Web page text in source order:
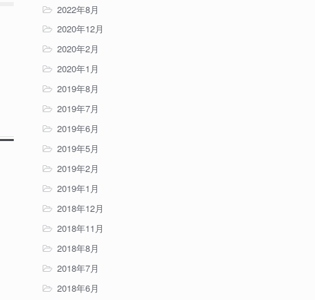
2022年8月
2020年12月
2020年2月
2020年1月
2019年8月
2019年7月
2019年6月
2019年5月
2019年2月
2019年1月
2018年12月
2018年11月
2018年8月
2018年7月
2018年6月